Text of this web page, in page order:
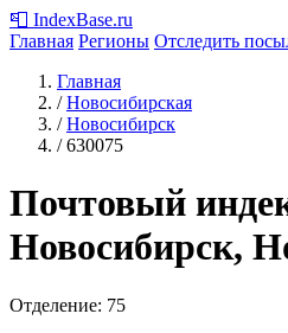
📮 IndexBase.ru
Главная Регионы Отследить
Главная
/ Новосибирская
/ Новосибирск
/ 630075
Почтовый
Новосибирск,
Отделение: 75